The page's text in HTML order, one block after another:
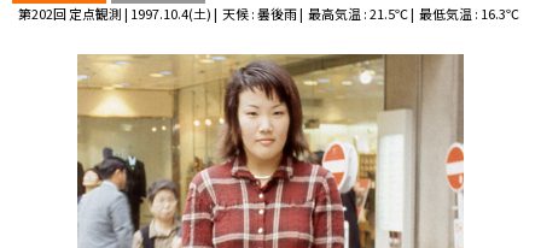
第202回 定点観測 | 1997.10.4(土) | 天候 : 曇後雨 | 最高気温 : 21.5℃ | 最低気温 : 16.3℃